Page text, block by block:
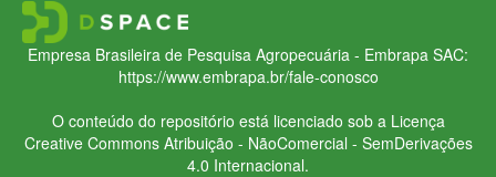
Empresa Brasileira de Pesquisa Agropecuária - Embrapa SAC:
https://www.embrapa.br/fale-conosco
O conteúdo do repositório está licenciado sob a Licença
Creative CommonsAtribuição - NãoComercial - SemDerivações
4.0 Internacional.